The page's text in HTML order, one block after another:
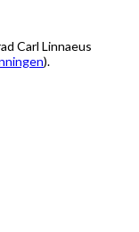
Carl Linnaeus
).